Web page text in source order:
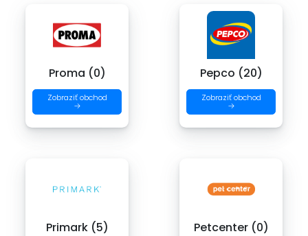
Proma (0)
Zobraziť obchod
→
Pepco (20)
Zobraziť obchod
→
Primark (5) Petcenter (0)